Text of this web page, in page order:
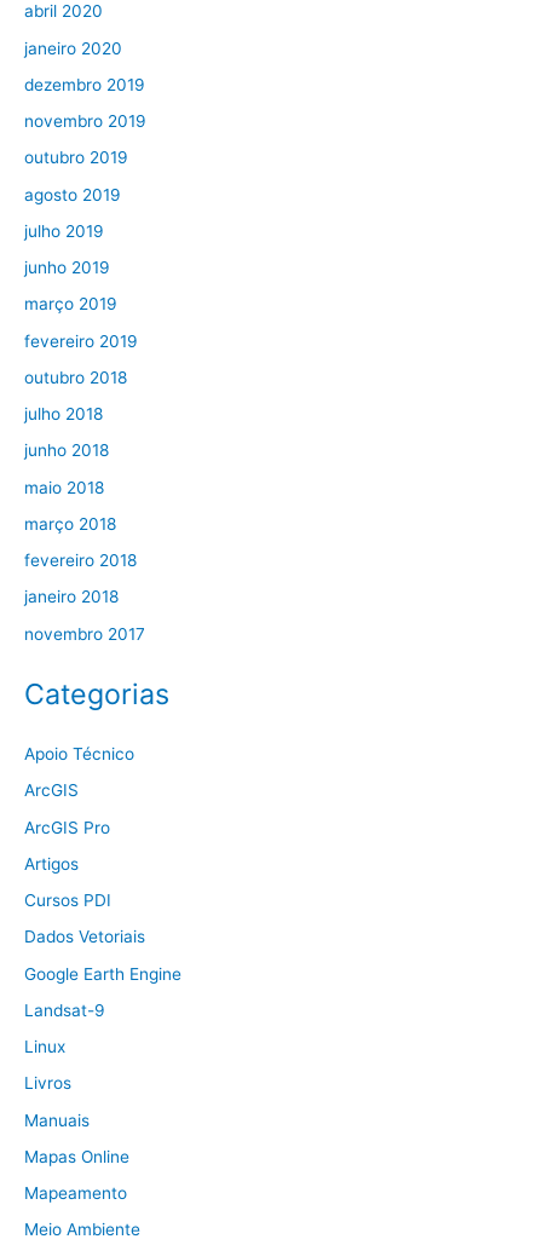
abril 2020
janeiro 2020
dezembro 2019
novembro 2019
outubro 2019
agosto 2019
julho 2019
junho 2019
março 2019
fevereiro 2019
outubro 2018
julho 2018
junho 2018
maio 2018
março 2018
fevereiro 2018
janeiro 2018
novembro 2017
Categorias
Apoio Técnico
ArcGIS
ArcGIS Pro
Artigos
Cursos PDI
Dados Vetoriais
Google Earth Engine
Landsat-9
Linux
Livros
Manuais
Mapas Online
Mapeamento
Meio Ambiente